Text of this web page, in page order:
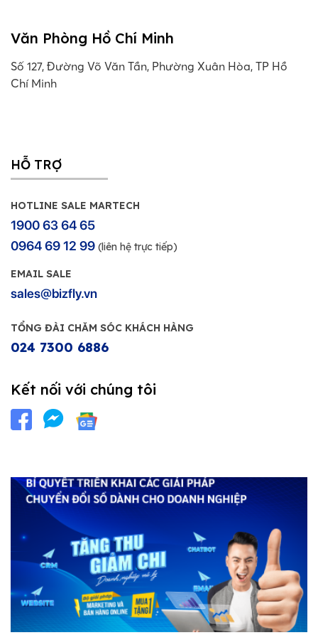
Văn Phòng Hồ Chí Minh
Số 127, Đường Võ Văn Tần, Phường Xuân Hòa, TP Hồ
Chí Minh
HỖ TRỢ
HOTLINE SALE MARTECH
1900 63 64 65
0964 69 12 99 (liên hệ trực tiếp)
EMAIL SALE
sales@bizfly.vn
TỔNG ĐÀI CHĂM SÓC KHÁCH HÀNG
024 7300 6886
Kết nối với chúng tôi